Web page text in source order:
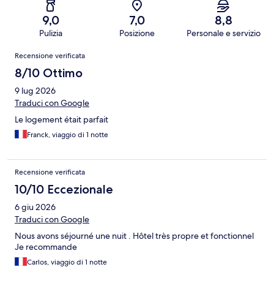
9,0
Pulizia
7,0
Posizione
8,8
Personale e servizio
Recensioni
Recensione verificata
8/10 Ottimo
9 lug 2026
Traduci con Google
Le logement était parfait
Franck, viaggio di 1 notte
Recensione verificata
10/10 Eccezionale
6 giu 2026
Traduci con Google
Nous avons séjourné une nuit . Hôtel très propre et fonctionnel
Je recommande
Carlos, viaggio di 1 notte